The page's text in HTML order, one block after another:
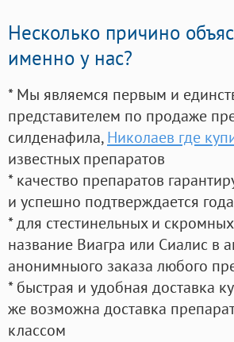
Несколько причино
именно у нас?
* Мы являемся первым и
представителем по продаже
силденафила, Николаев где
известных препаратов
* качество препаратов
и успешно подтверждается
* для стестинельных и
название Виагра или Сиалис в
анонимныого заказа любого
* быстрая и удобная доставка
же возможна доставка
классом